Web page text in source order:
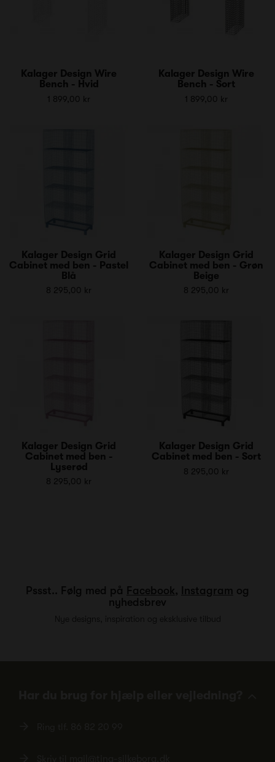
Kalager Design Wire
Bench - Hvid
1 899,00 kr
Kalager Design Wire
Bench - Sort
1 899,00 kr
Kalager Design Grid
Cabinet med ben - Pastel
Blå
8 295,00 kr
Kalager Design Grid
Cabinet med ben - Grøn
Beige
8 295,00 kr
Kalager Design Grid
Cabinet med ben -
Lyserød
8 295,00 kr
Kalager Design Grid
Cabinet med ben - Sort
8 295,00 kr
Pssst.. Følg med på Facebook, Instagram og
nyhedsbrev
Nye designs, inspiration og eksklusive tilbud